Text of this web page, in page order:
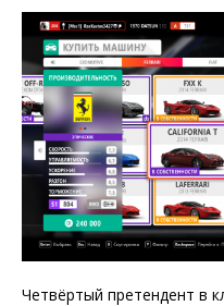
Четвёртый претендент в